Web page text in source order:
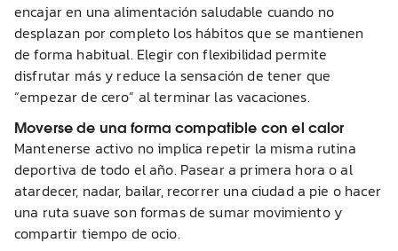
encajar en una alimentación saludable cuando no
desplazan por completo los hábitos que se mantienen
de forma habitual. Elegir con flexibilidad permite
disfrutar más y reduce la sensación de tener que
“empezar de cero” al terminar las vacaciones.
Moverse de una forma compatible con el calor
Mantenerse activo no implica repetir la misma rutina
deportiva de todo el año. Pasear a primera hora o al
atardecer, nadar, bailar, recorrer una ciudad a pie o hacer
una ruta suave son formas de sumar movimiento y
compartir tiempo de ocio.